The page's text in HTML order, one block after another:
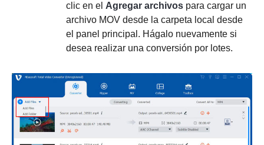
clic en el Agregar archivos para cargar un
archivo MOV desde la carpeta local desde
el panel principal. Hágalo nuevamente si
desea realizar una conversión por lotes.